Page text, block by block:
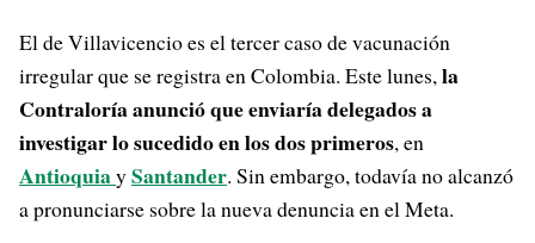
El de Villavicencio es el tercer caso de vacunación
irregular que se registra en Colombia. Este lunes,la
Contraloría anunció que enviaría delegados a
investigar lo sucedido en los dos primeros, en
AntioquiaySantander. Sin embargo, todavía no alcanzó
a pronunciarse sobre la nueva denuncia en el Meta.